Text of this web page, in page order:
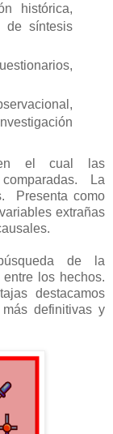
histórica,
de síntesis
el cual las
La
Presenta como
extrañas
de la
los hechos.
destacamos
definitivas y